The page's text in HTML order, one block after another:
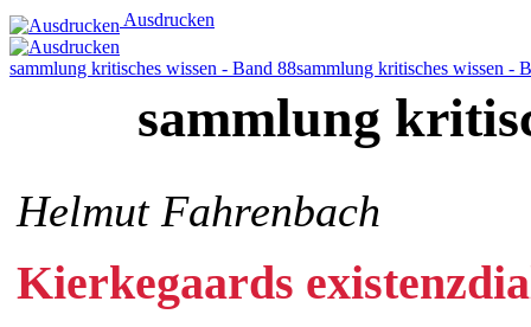
Ausdrucken
sammlung kritisches wissen - Band 88sammlung kritisches wissen -
sammlung
Helmut Fahrenbach
Kierkegaards